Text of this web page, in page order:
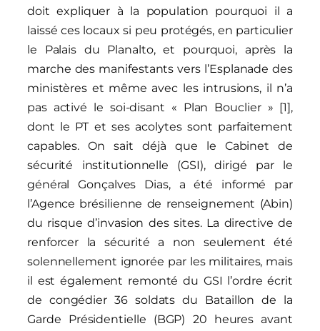
doit expliquer à la population pourquoi il a
laissé ces locaux si peu protégés, en particulier
le Palais du Planalto, et pourquoi, après la
marche des manifestants vers l’Esplanade des
ministères et même avec les intrusions, il n’a
pas activé le soi-disant « Plan Bouclier » [1],
dont le PT et ses acolytes sont parfaitement
capables. On sait déjà que le Cabinet de
sécurité institutionnelle (GSI), dirigé par le
général Gonçalves Dias, a été informé par
l’Agence brésilienne de renseignement (Abin)
du risque d’invasion des sites. La directive de
renforcer la sécurité a non seulement été
solennellement ignorée par les militaires, mais
il est également remonté du GSI l’ordre écrit
de congédier 36 soldats du Bataillon de la
Garde Présidentielle (BGP) 20 heures avant